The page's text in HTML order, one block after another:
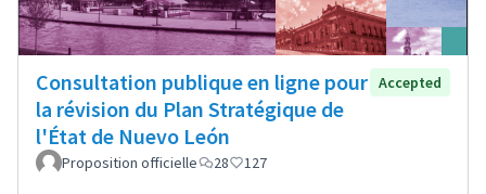
Consultation publique en ligne pour
la révision du Plan Stratégique de
l'État de Nuevo León
Accepted
Proposition officielle 28 127